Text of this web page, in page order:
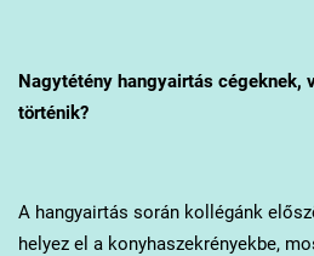
Nagytétényhangyairtás cégeknek,
történik?
A hangyairtás során kollégánk
helyez el a konyhaszekrényekbe,